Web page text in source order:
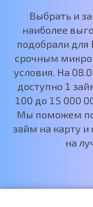
Выбрать и
наиболее
подобрали
срочным
условия. На
доступно 1
100 до 15 000
Мы поможем
займ на карту
на